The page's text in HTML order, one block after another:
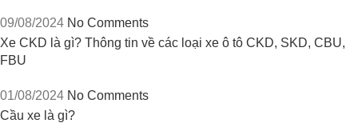
09/08/2024 No Comments
Xe CKD là gì? Thông tin về các loại xe ô tô CKD, SKD, CBU,
FBU
01/08/2024 No Comments
Cầu xe là gì?